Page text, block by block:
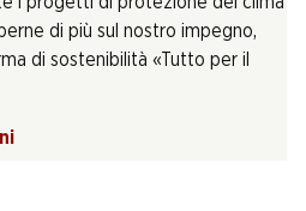
di più sul nostro impegno,
di sostenibilità «Tutto per il